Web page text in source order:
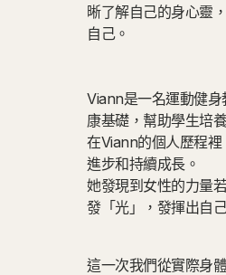
晰了解自己的身心靈
自己。
Viann是一名運動健
康基礎，幫助學生培
在Viann的個人歷程
進步和持續成長。
她發現到女性的力量
發「光」，發揮出自
這一次我們從實際身